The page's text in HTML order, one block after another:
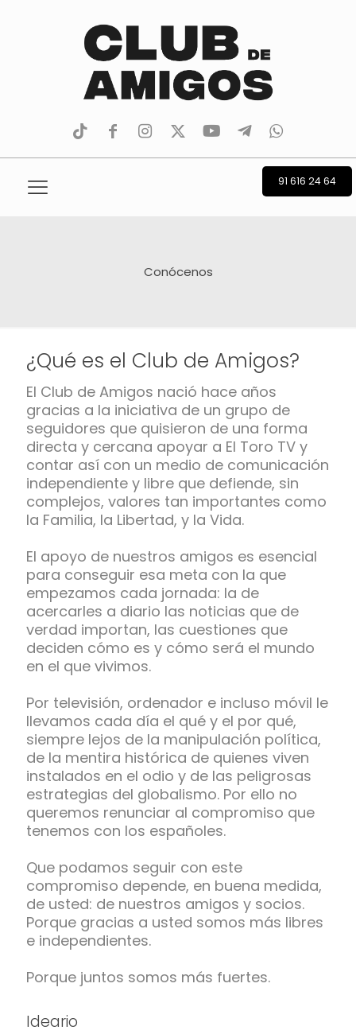
tiktokfacebookinstagram
TwitterYoutubeTelegramwhatsapp
91 616 24 64
Conócenos
¿Qué es el Club de Amigos?
El Club de Amigos nació hace años
gracias a la iniciativa de un grupo de
seguidores que quisieron de una forma
directa y cercana apoyar a El Toro TV y
contar así con un medio de comunicación
independiente y libre que defiende, sin
complejos, valores tan importantes como
la Familia, la Libertad, y la Vida.
El apoyo de nuestros amigos es esencial
para conseguir esa meta con la que
empezamos cada jornada: la de
acercarles a diario las noticias que de
verdad importan, las cuestiones que
deciden cómo es y cómo será el mundo
en el que vivimos.
Por televisión, ordenador e incluso móvil le
llevamos cada día el qué y el por qué,
siempre lejos de la manipulación política,
de la mentira histórica de quienes viven
instalados en el odio y de las peligrosas
estrategias del globalismo. Por ello no
queremos renunciar al compromiso que
tenemos con los españoles.
Que podamos seguir con este
compromiso depende, en buena medida,
de usted: de nuestros amigos y socios.
Porque gracias a usted somos más libres
e independientes.
Porque juntos somos más fuertes.
Ideario